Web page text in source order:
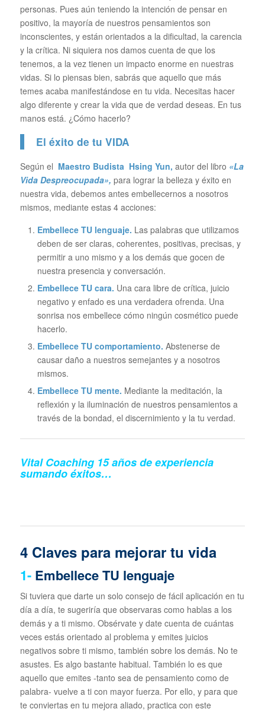
personas. Pues aún teniendo la intención de pensar en
positivo, la mayoría de nuestros pensamientos son
inconscientes, y están orientados a la dificultad, la carencia
y la crítica. Ni siquiera nos damos cuenta de que los
tenemos, a la vez tienen un impacto enorme en nuestras
vidas. Si lo piensas bien, sabrás que aquello que más
temes acaba manifestándose en tu vida. Necesitas hacer
algo diferente y crear la vida que de verdad deseas. En tus
manos está. ¿Cómo hacerlo?
El éxito de tu VIDA
Según el Maestro Budista Hsing Yun, autor del libro «La
Vida Despreocupada», para lograr la belleza y éxito en
nuestra vida, debemos antes embellecernos a nosotros
mismos, mediante estas 4 acciones:
Embellece TU lenguaje. Las palabras que utilizamos
deben de ser claras, coherentes, positivas, precisas, y
permitir a uno mismo y a los demás que gocen de
nuestra presencia y conversación.
Embellece TU cara. Una cara libre de crítica, juicio
negativo y enfado es una verdadera ofrenda. Una
sonrisa nos embellece cómo ningún cosmético puede
hacerlo.
Embellece TU comportamiento. Abstenerse de
causar daño a nuestros semejantes y a nosotros
mismos.
Embellece TU mente. Mediante la meditación, la
reflexión y la iluminación de nuestros pensamientos a
través de la bondad, el discernimiento y la tu verdad.
Vital Coaching 15 años de experiencia
sumando éxitos…
4 Claves para mejorar tu vida
1- Embellece TU lenguaje
Si tuviera que darte un solo consejo de fácil aplicación en tu
día a día, te sugeriría que observaras como hablas a los
demás y a ti mismo. Obsérvate y date cuenta de cuántas
veces estás orientado al problema y emites juicios
negativos sobre ti mismo, también sobre los demás. No te
asustes. Es algo bastante habitual. También lo es que
aquello que emites -tanto sea de pensamiento como de
palabra- vuelve a ti con mayor fuerza. Por ello, y para que
te conviertas en tu mejora aliado, practica con este